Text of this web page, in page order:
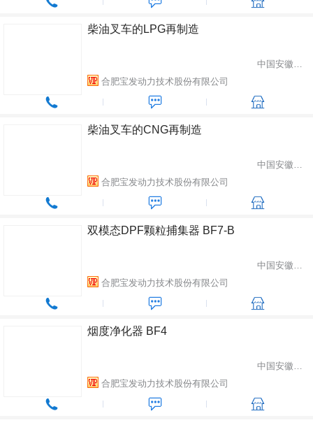
柴油叉车的LPG再制造
中国安徽省合肥市
合肥宝发动力技术股份有限公司
柴油叉车的CNG再制造
中国安徽省合肥市
合肥宝发动力技术股份有限公司
双模态DPF颗粒捕集器 BF7-B
中国安徽省合肥市
合肥宝发动力技术股份有限公司
烟度净化器 BF4
中国安徽省合肥市
合肥宝发动力技术股份有限公司